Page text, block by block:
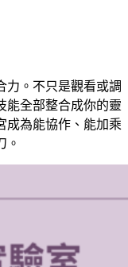
力。不只是觀看或調
能全部整合成你的靈
成為能協作、能加乘
。